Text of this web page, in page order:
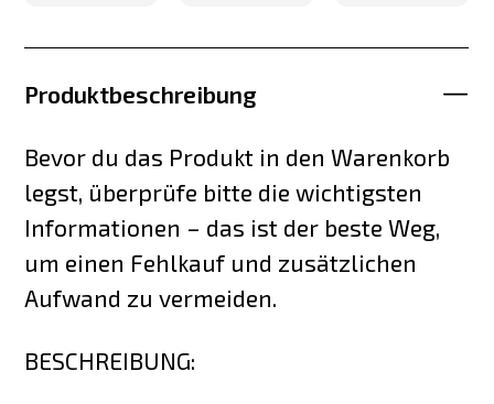
Produktbeschreibung
Bevor du das Produkt in den Warenkorb
legst, überprüfe bitte die wichtigsten
Informationen – das ist der beste Weg,
um einen Fehlkauf und zusätzlichen
Aufwand zu vermeiden.
BESCHREIBUNG: